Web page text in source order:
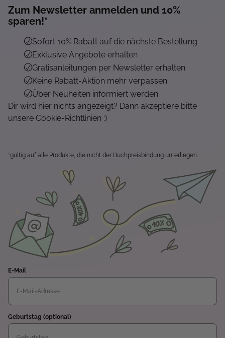
Zum Newsletter anmelden und 10%
sparen!*
Sofort 10% Rabatt auf die nächste Bestellung
Exklusive Angebote erhalten
Gratisanleitungen per Newsletter erhalten
Keine Rabatt-Aktion mehr verpassen
Über Neuheiten informiert werden
Dir wird hier nichts angezeigt? Dann akzeptiere bitte
unsere Cookie-Richtlinien :)
*gültig auf alle Produkte, die nicht der Buchpreisbindung unterliegen.
E-Mail
Geburtstag (optional)